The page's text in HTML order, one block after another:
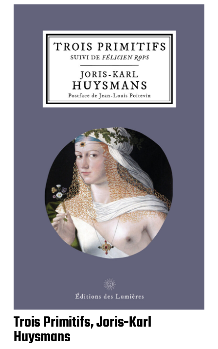
Trois Primitifs, Joris-Karl
Huysmans